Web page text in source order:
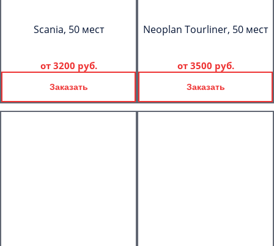
Scania, 50 мест
от 3200 руб.
Заказать
Neoplan Tourliner, 50 мест
от 3500 руб.
Заказать